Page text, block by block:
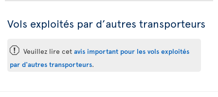
Vols exploités par d’autres transporteurs
ü Veuillez lire cet avis important pour les vols exploités
par d'autres transporteurs.